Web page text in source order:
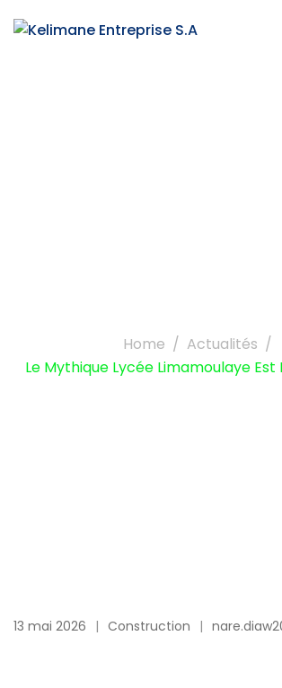
Home
Actualités
Le Mythique Lycée Limamoulaye Est
13 mai 2026 Construction